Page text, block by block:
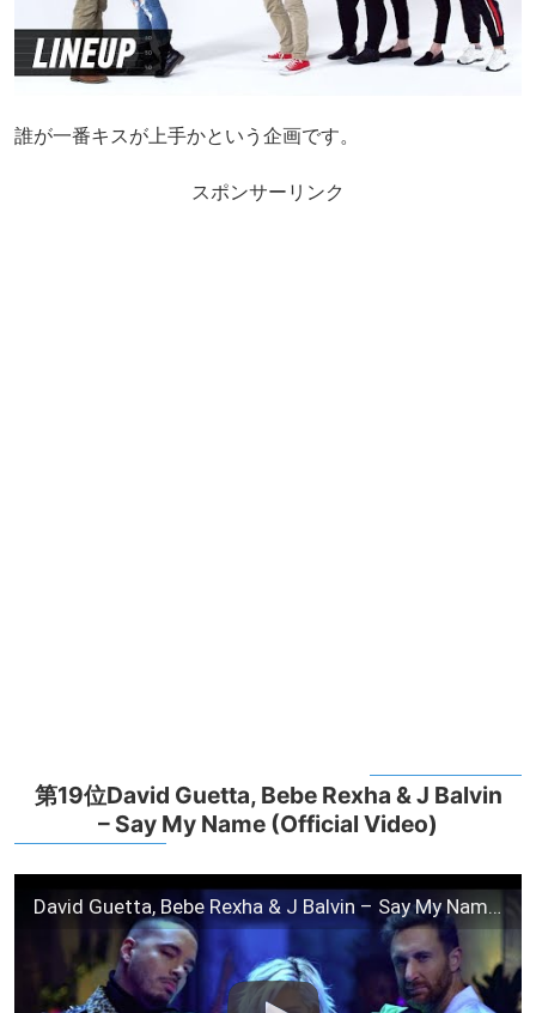
誰が一番キスが上手かという企画です。
スポンサーリンク
第19位David Guetta, Bebe Rexha & J Balvin
– Say My Name (Official Video)
David Guetta, Bebe Rexha & J Balvin – Say My Name (Official Video)